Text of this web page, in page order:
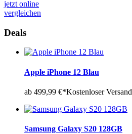
jetzt online
vergleichen
Deals
Apple iPhone 12 Blau
ab 499,99 €*Kostenloser Versand
Samsung Galaxy S20 128GB